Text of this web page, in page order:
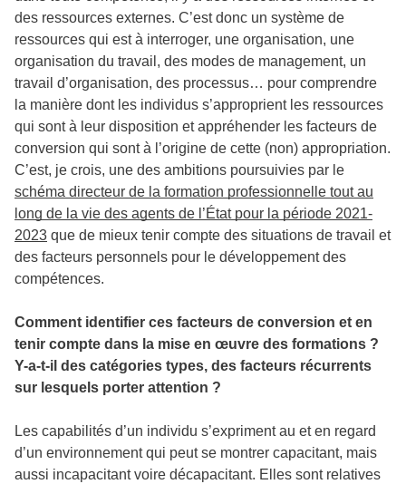
des ressources externes. C’est donc un système de
ressources qui est à interroger, une organisation, une
organisation du travail, des modes de management, un
travail d’organisation, des processus… pour comprendre
la manière dont les individus s’approprient les ressources
qui sont à leur disposition et appréhender les facteurs de
conversion qui sont à l’origine de cette (non) appropriation.
C’est, je crois, une des ambitions poursuivies par le
schéma directeur de la formation professionnelle tout au
long de la vie des agents de l’État pour la période 2021-
2023 que de mieux tenir compte des situations de travail et
des facteurs personnels pour le développement des
compétences.
Comment identifier ces facteurs de conversion et en
tenir compte dans la mise en œuvre des formations ?
Y-a-t-il des catégories types, des facteurs récurrents
sur lesquels porter attention ?
Les capabilités d’un individu s’expriment au et en regard
d’un environnement qui peut se montrer capacitant, mais
aussi incapacitant voire décapacitant. Elles sont relatives